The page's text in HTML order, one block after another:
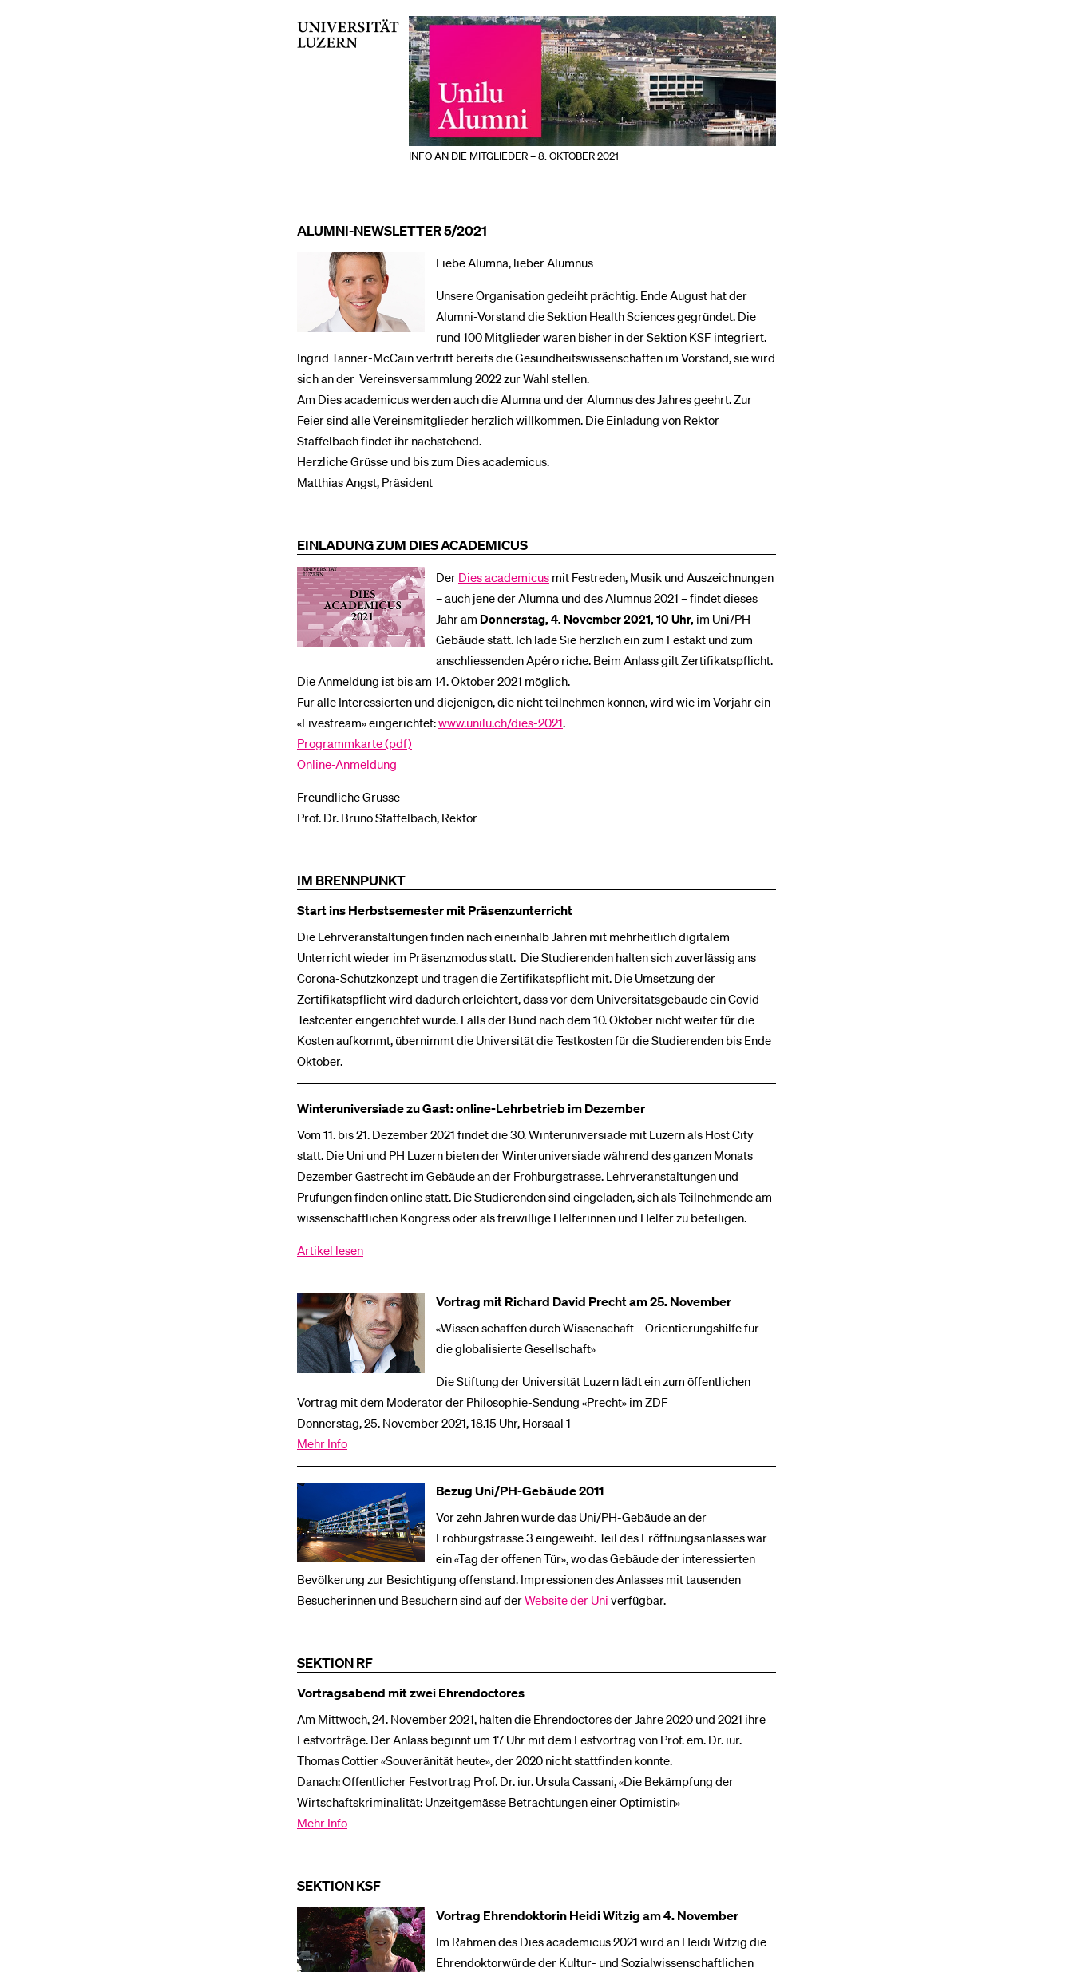
INFO AN DIE MITGLIEDER – 8. OKTOBER 2021
ALUMNI-NEWSLETTER 5/2021
Liebe Alumna, lieber Alumnus
Unsere Organisation gedeiht prächtig. Ende August hat der
Alumni-Vorstand die Sektion Health Sciences gegründet. Die
rund 100 Mitglieder waren bisher in der Sektion KSF integriert.
Ingrid Tanner-McCain vertritt bereits die Gesundheitswissenschaften im Vorstand, sie wird
sich an der Vereinsversammlung 2022 zur Wahl stellen.
Am Dies academicus werden auch die Alumna und der Alumnus des Jahres geehrt. Zur
Feier sind alle Vereinsmitglieder herzlich willkommen. Die Einladung von Rektor
Staffelbach findet ihr nachstehend.
Herzliche Grüsse und bis zum Dies academicus.
Matthias Angst, Präsident
EINLADUNG ZUM DIES ACADEMICUS
Der Dies academicus mit Festreden, Musik und Auszeichnungen
– auch jene der Alumna und des Alumnus 2021 – findet dieses
Jahr am Donnerstag, 4. November 2021, 10 Uhr, im Uni/PH-
Gebäude statt. Ich lade Sie herzlich ein zum Festakt und zum
anschliessenden Apéro riche. Beim Anlass gilt Zertifikatspflicht.
Die Anmeldung ist bis am 14. Oktober 2021 möglich.
Für alle Interessierten und diejenigen, die nicht teilnehmen können, wird wie im Vorjahr ein
«Livestream» eingerichtet:www.unilu.ch/dies-2021.
Programmkarte (pdf)
Online-Anmeldung
Freundliche Grüsse
Prof. Dr. Bruno Staffelbach, Rektor
IM BRENNPUNKT
Start ins Herbstsemester mit Präsenzunterricht
Die Lehrveranstaltungen finden nach eineinhalb Jahren mit mehrheitlich digitalem
Unterricht wieder im Präsenzmodus statt. Die Studierenden halten sich zuverlässig ans
Corona-Schutzkonzept und tragen die Zertifikatspflicht mit. Die Umsetzung der
Zertifikatspflicht wird dadurch erleichtert, dass vor dem Universitätsgebäude ein Covid-
Testcenter eingerichtet wurde. Falls der Bund nach dem 10. Oktober nicht weiter für die
Kosten aufkommt, übernimmt die Universität die Testkosten für die Studierenden bis Ende
Oktober.
Winteruniversiade zu Gast: online-Lehrbetrieb im Dezember
Vom 11. bis 21. Dezember 2021 findet die 30. Winteruniversiade mit Luzern als Host City
statt. Die Uni und PH Luzern bieten der Winteruniversiade während des ganzen Monats
Dezember Gastrecht im Gebäude an der Frohburgstrasse. Lehrveranstaltungen und
Prüfungen finden online statt. Die Studierenden sind eingeladen, sich als Teilnehmende am
wissenschaftlichen Kongress oder als freiwillige Helferinnen und Helfer zu beteiligen.
Artikel lesen
Vortrag mit Richard David Precht am 25. November
«Wissen schaffen durch Wissenschaft – Orientierungshilfe für
die globalisierte Gesellschaft»
Die Stiftung der Universität Luzern lädt ein zum öffentlichen
Vortrag mit dem Moderator der Philosophie-Sendung «Precht» im ZDF
Donnerstag, 25. November 2021, 18.15 Uhr, Hörsaal 1
Mehr Info
Bezug Uni/PH-Gebäude 2011
Vor zehn Jahren wurde das Uni/PH-Gebäude an der
Frohburgstrasse 3 eingeweiht. Teil des Eröffnungsanlasses war
ein «Tag der offenen Tür», wo das Gebäude der interessierten
Bevölkerung zur Besichtigung offenstand. Impressionen des Anlasses mit tausenden
Besucherinnen und Besuchern sind auf derWebsite der Uni verfügbar.
SEKTION RF
Vortragsabend mit zwei Ehrendoctores
Am Mittwoch, 24. November 2021, halten die Ehrendoctores der Jahre 2020 und 2021 ihre
Festvorträge. Der Anlass beginnt um 17 Uhr mit dem Festvortrag von Prof. em. Dr. iur.
Thomas Cottier «Souveränität heute», der 2020 nicht stattfinden konnte.
Danach: Öffentlicher Festvortrag Prof. Dr. iur. Ursula Cassani, «Die Bekämpfung der
Wirtschaftskriminalität: Unzeitgemässe Betrachtungen einer Optimistin»
Mehr Info
SEKTION KSF
Vortrag Ehrendoktorin Heidi Witzig am 4. November
Im Rahmen des Dies academicus 2021 wird an Heidi Witzig die
Ehrendoktorwürde der Kultur- und Sozialwissenschaftlichen